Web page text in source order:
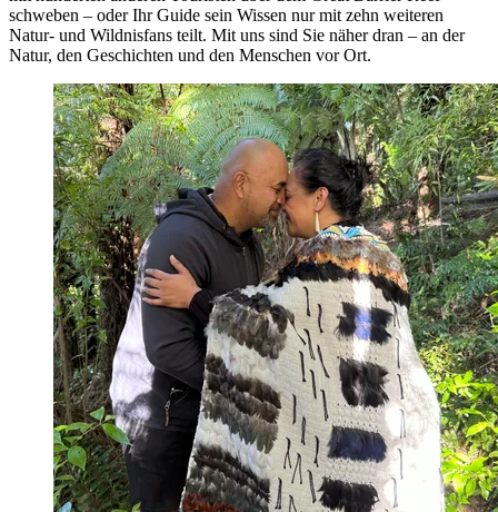
schweben – oder Ihr Guide sein Wissen nur mit zehn weiteren
Natur- und Wildnisfans teilt. Mit uns sind Sie näher dran – an der
Natur, den Geschichten und den Menschen vor Ort.